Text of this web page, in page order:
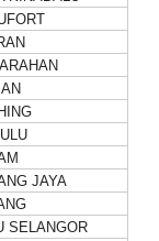
JAYA
SELANGOR